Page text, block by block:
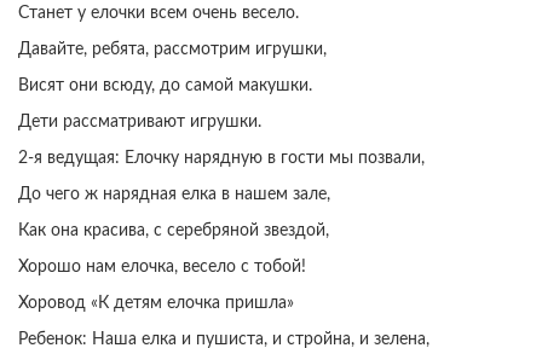
Станет у елочки всем очень весело.
Давайте, ребята, рассмотрим игрушки,
Висят они всюду, до самой макушки.
Дети рассматривают игрушки.
2-я ведущая: Елочку нарядную в гости мы позвали,
До чего ж нарядная елка в нашем зале,
Как она красива, с серебряной звездой,
Хорошо нам елочка, весело с тобой!
Хоровод «К детям елочка пришла»
Ребенок: Наша елка и пушиста, и стройна, и зелена,